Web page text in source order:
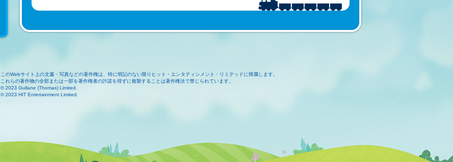
このWebサイト上の文書・写真などの著作権は、特に明記のない限りヒット・エンタティンメント・リミテッドに帰属します。
これらの著作物の全部または一部を著作権者の許諾を得ずに複製することは著作権法で禁じられています。
© 2023 Gullane (Thomas) Limited.
© 2023 HIT Entertainment Limited.